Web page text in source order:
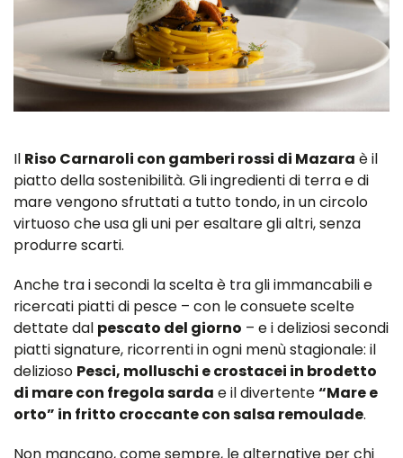
Il Riso Carnaroli con gamberi rossi di Mazara è il
piatto della sostenibilità. Gli ingredienti di terra e di
mare vengono sfruttati a tutto tondo, in un circolo
virtuoso che usa gli uni per esaltare gli altri, senza
produrre scarti.
Anche tra i secondi la scelta è tra gli immancabili e
ricercati piatti di pesce – con le consuete scelte
dettate dal pescato del giorno – e i deliziosi secondi
piatti signature, ricorrenti in ogni menù stagionale: il
delizioso Pesci, molluschi e crostacei in brodetto
di mare con fregola sarda e il divertente“Mare e
orto” in fritto croccante con salsa remoulade.
Non mancano, come sempre, le alternative per chi